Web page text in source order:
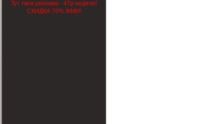
Тут твоя реклама - 47р неделя!
СКИДКА 70% ЖМИ!